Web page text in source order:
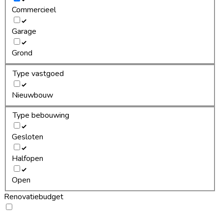
Commercieel
Garage
Grond
Type vastgoed
Nieuwbouw
Type bebouwing
Gesloten
Halfopen
Open
Renovatiebudget